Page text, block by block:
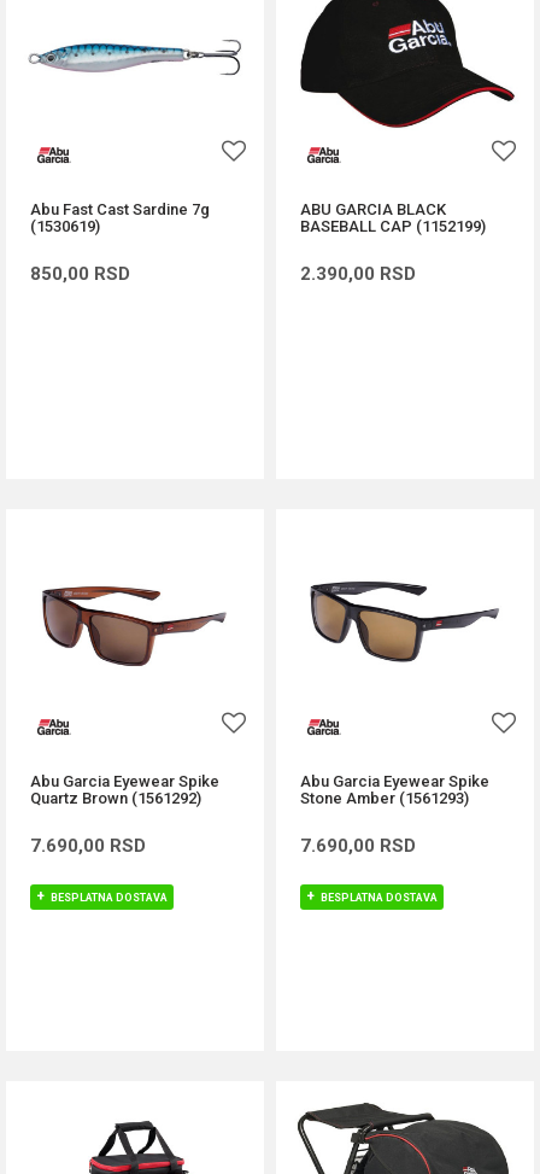
Abu Fast Cast Sardine 7g
(1530619)
850,00 RSD
ABU GARCIA BLACK
BASEBALL CAP (1152199)
2.390,00 RSD
Abu Garcia Eyewear Spike
Quartz Brown (1561292)
7.690,00 RSD
BESPLATNA DOSTAVA
Abu Garcia Eyewear Spike
Stone Amber (1561293)
7.690,00 RSD
BESPLATNA DOSTAVA